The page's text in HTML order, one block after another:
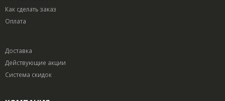
Как сделать заказ
Оплата
Доставка
Действующие акции
Система скидок